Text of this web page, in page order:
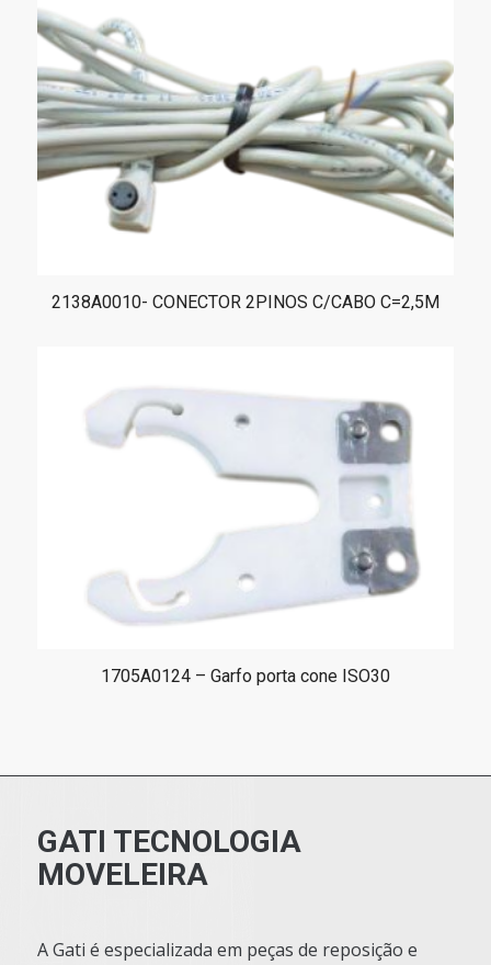
2138A0010- CONECTOR 2PINOS C/CABO C=2,5M
1705A0124 – Garfo porta cone ISO30
GATI TECNOLOGIA
MOVELEIRA
A Gati é especializada em peças de reposição e